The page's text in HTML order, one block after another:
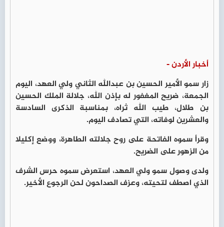
أخبار الأردن -
زار سمو الأمير الحسين بن عبدالله الثاني ولي العهد، اليوم
الجمعة، ضريح المغفور له بإذن الله، جلالة الملك الحسين
بن طلال، طيب الله ثراه، بمناسبة الذكرى السادسة
والعشرين لوفاته، التي تصادف اليوم.
وقرأ سموه الفاتحة على روح جلالته الطاهرة، ووضع إكليلا
من الزهور على الضريح.
ولدى وصول سمو ولي العهد، استعرض سموه حرس الشرف
الذي اصطف لتحيته، وعزف الصداحون لحن الرجوع الأخير.